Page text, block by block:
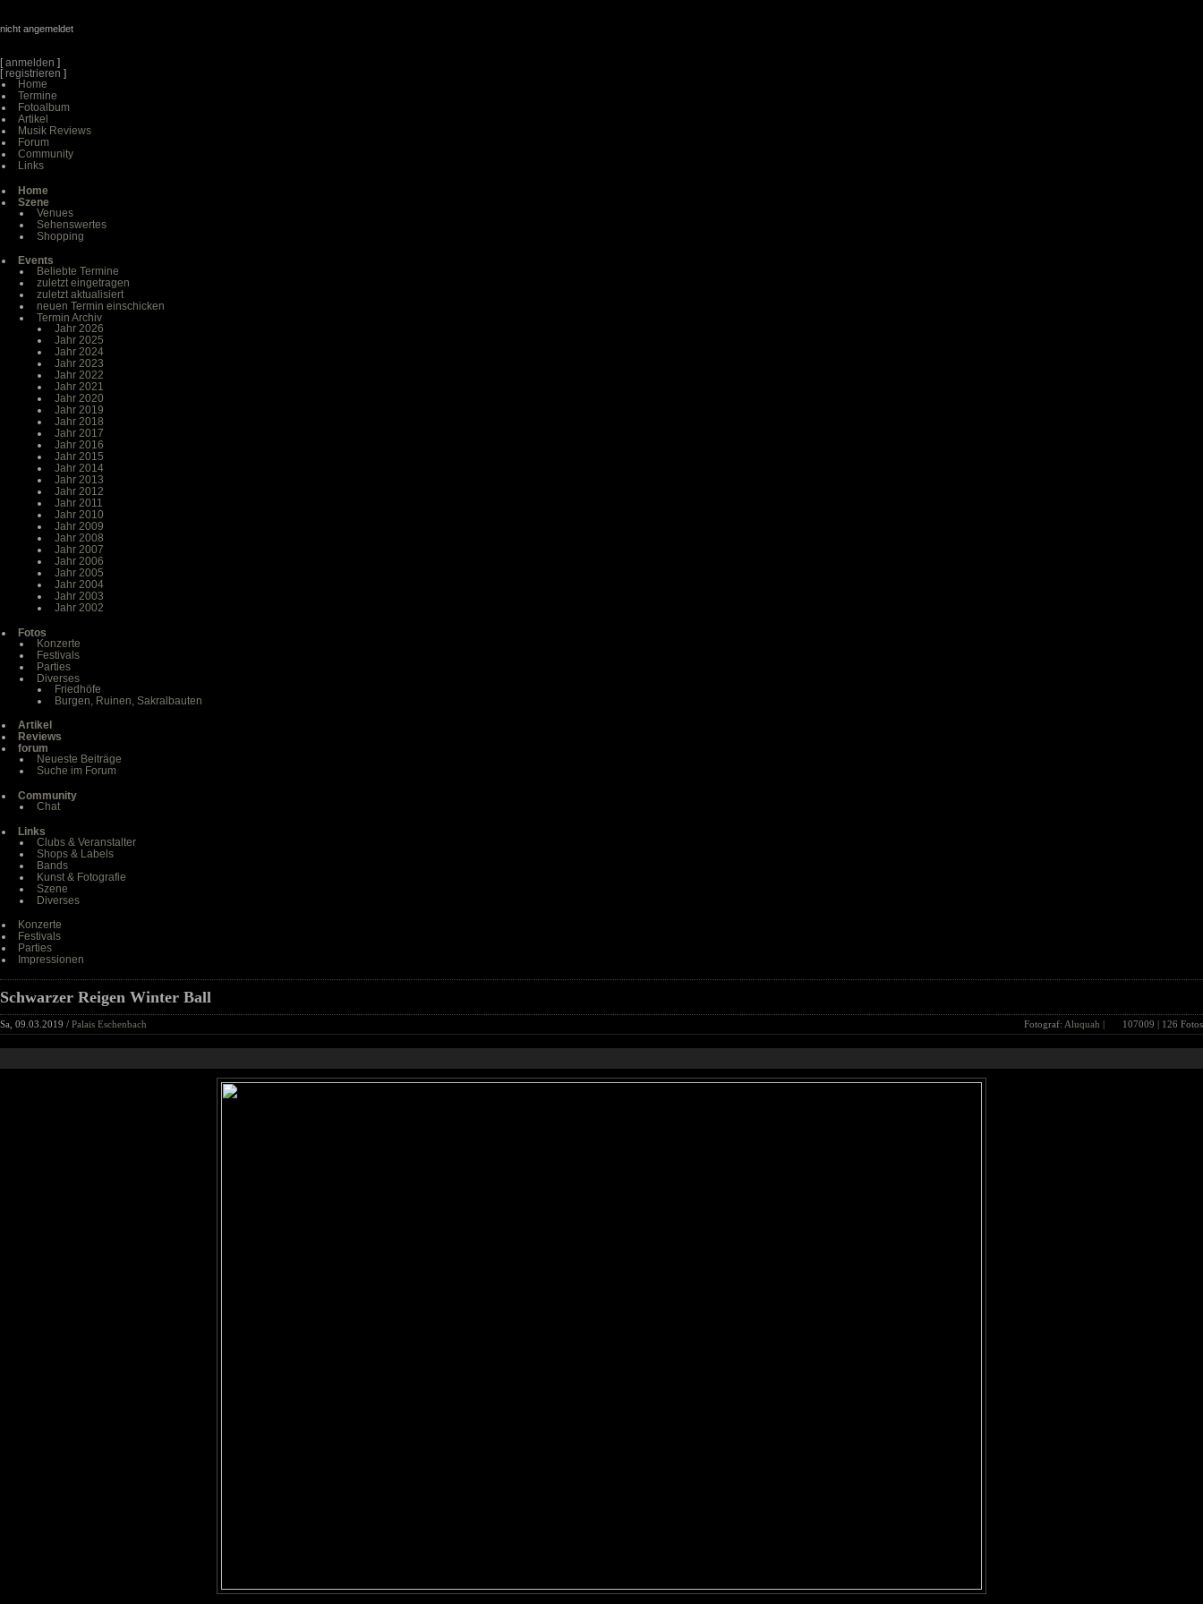
nicht angemeldet
[anmelden ]
[registrieren ]
Home
Termine
Fotoalbum
Artikel
Musik Reviews
Forum
Community
Links
Home
Szene
Venues
Sehenswertes
Shopping
Events
Beliebte Termine
zuletzt eingetragen
zuletzt aktualisiert
neuen Termin einschicken
Termin Archiv
Jahr 2026
Jahr 2025
Jahr 2024
Jahr 2023
Jahr 2022
Jahr 2021
Jahr 2020
Jahr 2019
Jahr 2018
Jahr 2017
Jahr 2016
Jahr 2015
Jahr 2014
Jahr 2013
Jahr 2012
Jahr 2011
Jahr 2010
Jahr 2009
Jahr 2008
Jahr 2007
Jahr 2006
Jahr 2005
Jahr 2004
Jahr 2003
Jahr 2002
Fotos
Konzerte
Festivals
Parties
Diverses
Friedhöfe
Burgen, Ruinen, Sakralbauten
Artikel
Reviews
forum
Neueste Beiträge
Suche im Forum
Community
Chat
Links
Clubs & Veranstalter
Shops & Labels
Bands
Kunst & Fotografie
Szene
Diverses
Konzerte
Festivals
Parties
Impressionen
Schwarzer Reigen Winter Ball
Sa, 09.03.2019 / Palais Eschenbach Fotograf: Aluquah | 107009 | 126 Fotos